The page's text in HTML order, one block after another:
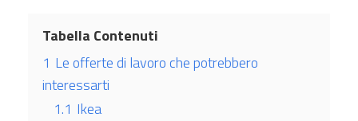
Tabella Contenuti
1 Le offerte di lavoro che potrebbero
interessarti
1.1 Ikea